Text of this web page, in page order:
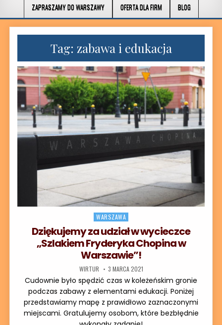
ZAPRASZAMY DO WARSZAWY OFERTA DLA FIRM BLOG
Tag: zabawa i edukacja
Posted in
WARSZAWA
Dziękujemy za udział w wycieczce
„Szlakiem Fryderyka Chopina w
Warszawie”!
AUTOR:
WIRTUR DATA PUBLIKACJI:
3 MARCA 2021
Cudownie było spędzić czas w koleżeńskim gronie
podczas zabawy z elementami edukacji. Poniżej
przedstawiamy mapę z prawidłowo zaznaczonymi
miejscami. Gratulujemy osobom, które bezbłędnie